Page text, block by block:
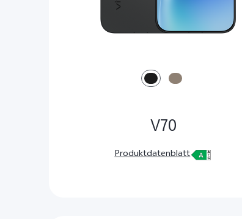
V70
Produktdatenblatt